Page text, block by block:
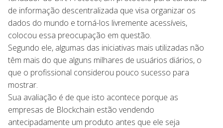
de informação descentralizada que visa organizar os
dados do mundo e torná-los livremente acessíveis,
colocou essa preocupação em questão.
Segundo ele, algumas das iniciativas mais utilizadas não
têm mais do que alguns milhares de usuários diários, o
que o profissional considerou pouco sucesso para
mostrar.
Sua avaliação é de que isto acontece porque as
empresas de Blockchain estão vendendo
antecipadamente um produto antes que ele seja